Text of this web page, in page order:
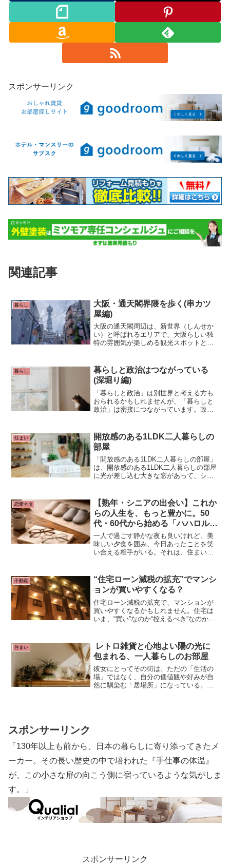
スポンサーリンク
関連記事
暮らし
大阪・通天閣界隈を歩く(串カツ
屋編)
大阪の通天閣周辺は、新世界（しんせか
い）と呼ばれるエリアで、大阪らしい独
特の雰囲気が楽しめる観光スポットとし
でなく地元の人にも愛されている場所で
す。
暮らし
暮らしと政治はつながっている
(深堀り編)
「暮らしと政治」は別世界と考える方も
おられるかもしれませんが、「暮らしと
政治」は密接につながっています。政治
みです。
住まい
開放感のある1LDK二人暮らしの
部屋
「開放感のある1LDK二人暮らしの部屋」
は、開放感のある1LDK二人暮らしの部屋
に光が差し込む大きな窓があって、シン
活かしていて、観葉植物や間接照明があ
るとさらに心地よさそうです。
恋愛ネタ
【熟年・シニアの出会い】これか
らの人生を、もっと豊かに。50
代・60代から始める「ハハロル」
で穏やかなパートナー探し
一人で過ごす静かな夜も良いけれど、美
味しい夕食を囲み、今日あったことを笑
い合える相手がいる。それは、住まいに
しい一歩を応援する場所。それが**「ハ
ハロル」**です。
不動産
“住宅ローン減税の拡充”でマンシ
ョンが買いやすくなる？
住宅ローン減税の拡充で、マンションが
買いやすくなるかもしれません。住宅は
いま、“買い”なのか“控えるべき”なのか？
末時点のローン残高の0.7%を、所得税な
どから控除する仕組みです。
住まい
レトロ雑貨と心地よい陽の光に
包まれる、一人暮らしのお部屋
彼女にとってその街は、ただの「生活の
場」ではなく、自分の価値観や好みが自
然に馴染む「居場所」になっている。街
スポンサーリンク
「130年以上も前から、日本の暮らしに寄り添ってきたメ
ーカー。その長い歴史の中で培われた『手仕事の体温』
が、この小さな扉の向こう側に宿っているような気がしま
す。」
スポンサーリンク